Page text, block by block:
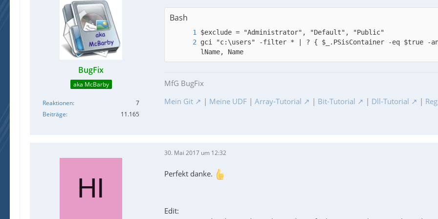
BugFix
aka McBarby
Reaktionen
7
Beiträge
11.165
Bash
gci "c:\users" -filter * | ? { $_.PSisContainer -eq $true -and
lName, Name
MfG BugFix
Mein Git
| Meine UDF | Array-Tutorial | Bit-Tutorial | Dll-Tutorial |
30. Mai 2017 um 12:32
Perfekt danke.
Edit: